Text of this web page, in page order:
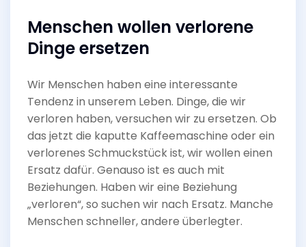
Menschen wollen verlorene
Dinge ersetzen
Wir Menschen haben eine interessante
Tendenz in unserem Leben. Dinge, die wir
verloren haben, versuchen wir zu ersetzen. Ob
das jetzt die kaputte Kaffeemaschine oder ein
verlorenes Schmuckstück ist, wir wollen einen
Ersatz dafür. Genauso ist es auch mit
Beziehungen. Haben wir eine Beziehung
„verloren“, so suchen wir nach Ersatz. Manche
Menschen schneller, andere überlegter.